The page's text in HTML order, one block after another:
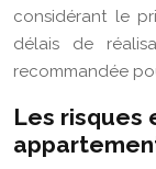
considérant le
délais de
recommandée
Les risques